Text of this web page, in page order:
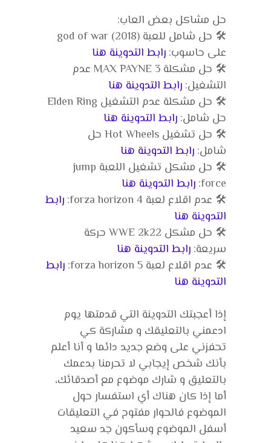
حل مشاكل بعض العاب:
🛠️ حل شامل للعبة god of war (2018)
على حاسوب: رابط التدوينة هنا
🛠️ حل مشكلة MAX PAYNE 3 عدم
التشغيل: رابط التدوينة هنا
🛠️ حل مشكلة عدم التشغيل Elden Ring
حل شامل: رابط التدوينة هنا
🛠️ حل تشغيل Hot Wheels حل
شامل: رابط التدوينة هنا
🛠️ حل مشكل تشغيل اللعبة jump
force: رابط التدوينة هنا
🛠️ عدم اقلاع لعبة forza horizon 4:
رابط
التدوينة هنا
🛠️ حل مشكل WWE 2k22 حركة
سريعة: رابط التدوينة هنا
🛠️ عدم اقلاع لعبة forza horizon 5:
رابط
التدوينة هنا
إذا أعجبتك التدوينة التي قدمتها يوم
ادعمني بالتعليقك و مشاركة كي
تحفزني على وضع جديد دائما و أنا أعلم
بأنك شخص إيجابي لا تحرمنا بدعمك
بالتعليق و شارك موضوع مع أصدقائك،
أما إذا كان هناك أي استفسار حول
الموضوع فالحوار مفتوح في التعليقات
أسفل الموضوع وسأكون جد سعيد